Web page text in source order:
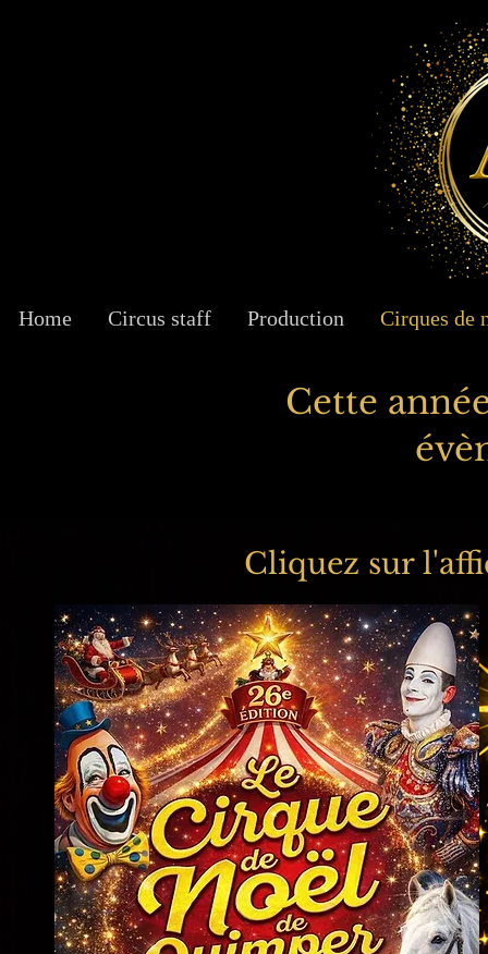
Home Circus staff Production Cirques de
Cette
Cliquez sur